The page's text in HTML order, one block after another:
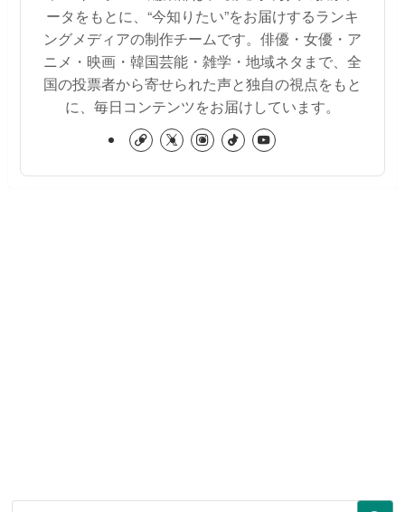
ータをもとに、“今知りたい”をお届けするランキ
ングメディアの制作チームです。俳優・女優・ア
ニメ・映画・韓国芸能・雑学・地域ネタまで、全
国の投票者から寄せられた声と独自の視点をもと
に、毎日コンテンツをお届けしています。